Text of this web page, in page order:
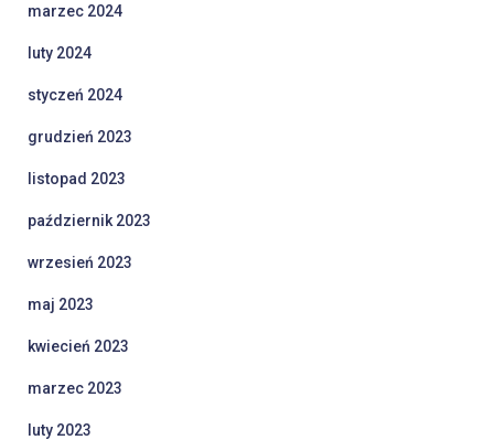
marzec 2024
luty 2024
styczeń 2024
grudzień 2023
listopad 2023
październik 2023
wrzesień 2023
maj 2023
kwiecień 2023
marzec 2023
luty 2023